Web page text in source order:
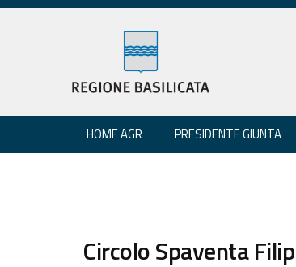
HOME AGR PRESIDENTE GIUNTA
Circolo Spaventa